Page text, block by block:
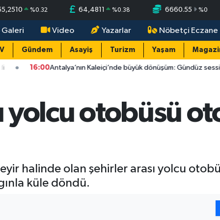
%0.32 64,4811 %0.38 6660.55 %0
Galeri Video Yazarlar Nöbetçi Eczane
Gündem Asayiş Turizm Yaşam
Antalya’nın Kaleiçi’nde büyük dönüşüm: Gündüz sessizlik, gece 50
yolcu otobüsü
halinde olan şehirler arası yolcu
küle döndü.